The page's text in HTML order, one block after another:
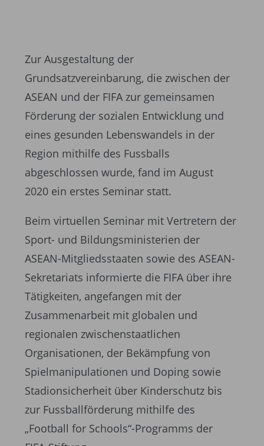
Zur Ausgestaltung der
Grundsatzvereinbarung, die zwischen der
ASEAN und der FIFA zur gemeinsamen
Förderung der sozialen Entwicklung und
eines gesunden Lebenswandels in der
Region mithilfe des Fussballs
abgeschlossen wurde, fand im August
2020 ein erstes Seminar statt.
Beim virtuellen Seminar mit Vertretern der
Sport- und Bildungsministerien der
ASEAN-Mitgliedsstaaten sowie des ASEAN-
Sekretariats informierte die FIFA über ihre
Tätigkeiten, angefangen mit der
Zusammenarbeit mit globalen und
regionalen zwischenstaatlichen
Organisationen, der Bekämpfung von
Spielmanipulationen und Doping sowie
Stadionsicherheit über Kinderschutz bis
zur Fussballförderung mithilfe des
„Football for Schools“-Programms der